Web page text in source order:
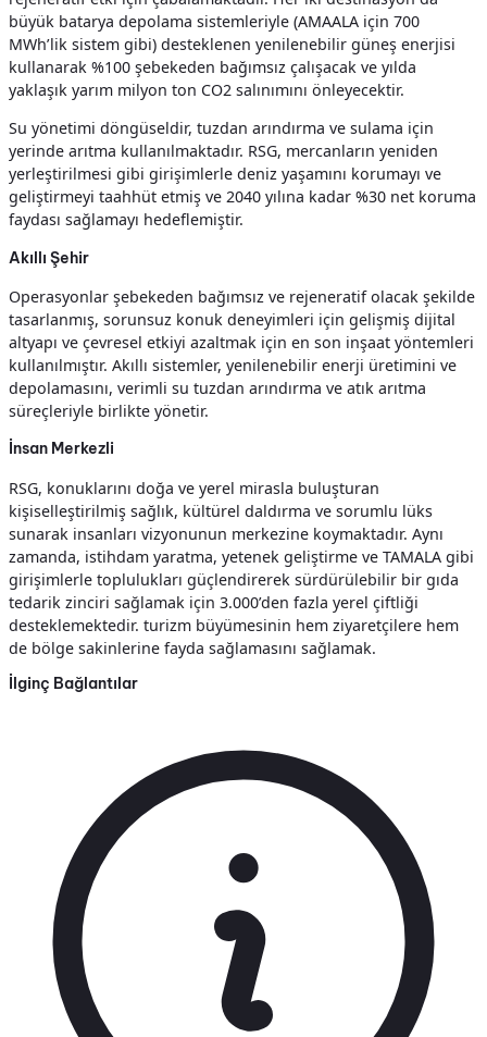
büyük batarya depolama sistemleriyle (AMAALA için 700
MWh’lik sistem gibi) desteklenen yenilenebilir güneş enerjisi
kullanarak %100 şebekeden bağımsız çalışacak ve yılda
yaklaşık yarım milyon ton CO2 salınımını önleyecektir.
Su yönetimi döngüseldir, tuzdan arındırma ve sulama için
yerinde arıtma kullanılmaktadır. RSG, mercanların yeniden
yerleştirilmesi gibi girişimlerle deniz yaşamını korumayı ve
geliştirmeyi taahhüt etmiş ve 2040 yılına kadar %30 net koruma
faydası sağlamayı hedeflemiştir.
Akıllı Şehir
Operasyonlar şebekeden bağımsız ve rejeneratif olacak şekilde
tasarlanmış, sorunsuz konuk deneyimleri için gelişmiş dijital
altyapı ve çevresel etkiyi azaltmak için en son inşaat yöntemleri
kullanılmıştır. Akıllı sistemler, yenilenebilir enerji üretimini ve
depolamasını, verimli su tuzdan arındırma ve atık arıtma
süreçleriyle birlikte yönetir.
İnsan Merkezli
RSG, konuklarını doğa ve yerel mirasla buluşturan
kişiselleştirilmiş sağlık, kültürel daldırma ve sorumlu lüks
sunarak insanları vizyonunun merkezine koymaktadır. Aynı
zamanda, istihdam yaratma, yetenek geliştirme ve TAMALA gibi
girişimlerle toplulukları güçlendirerek sürdürülebilir bir gıda
tedarik zinciri sağlamak için 3.000’den fazla yerel çiftliği
desteklemektedir. turizm büyümesinin hem ziyaretçilere hem
de bölge sakinlerine fayda sağlamasını sağlamak.
İlginç Bağlantılar